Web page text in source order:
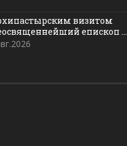
визитом
епископ ...